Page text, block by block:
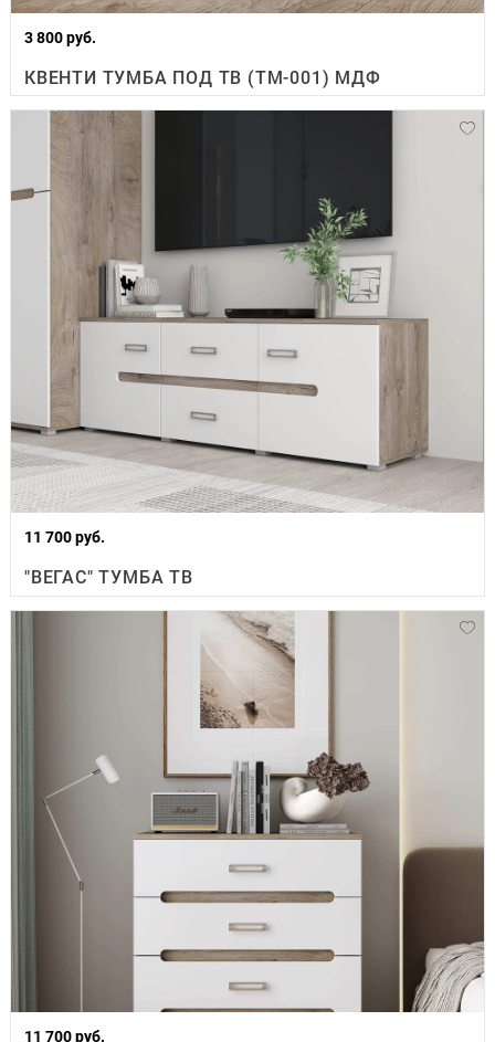
3 800 руб.
КВЕНТИ ТУМБА ПОД ТВ (ТМ-001) МДФ
11 700 руб.
"ВЕГАС" ТУМБА ТВ
11 700 руб.